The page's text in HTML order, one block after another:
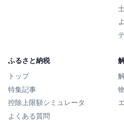
ふるさと納税
トップ
特集記事
控除上限額シミュレータ
よくある質問